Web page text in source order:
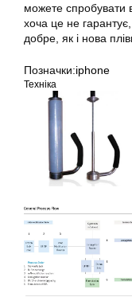
можете спробувати
хоча це не
добре, як і нова
Позначки:iphone
Техніка